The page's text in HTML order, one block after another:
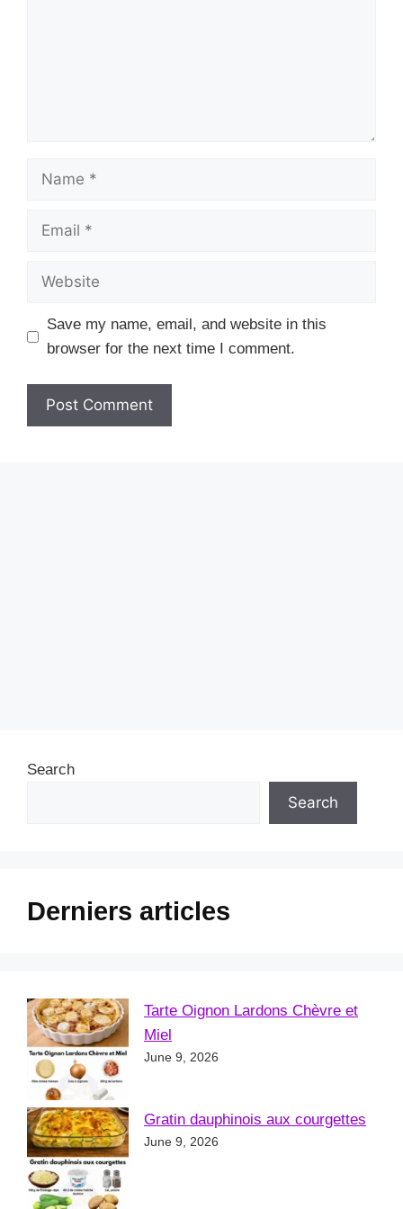
Name
Email
Website
Save my name, email, and website in this
browser for the next time I comment.
Search
Search
Derniers articles
Tarte Oignon Lardons Chèvre et
Miel
June 9, 2026
Gratin dauphinois aux courgettes
June 9, 2026